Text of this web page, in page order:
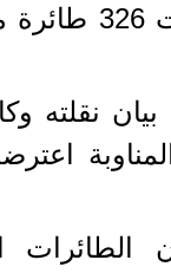
الجوي
نقلته